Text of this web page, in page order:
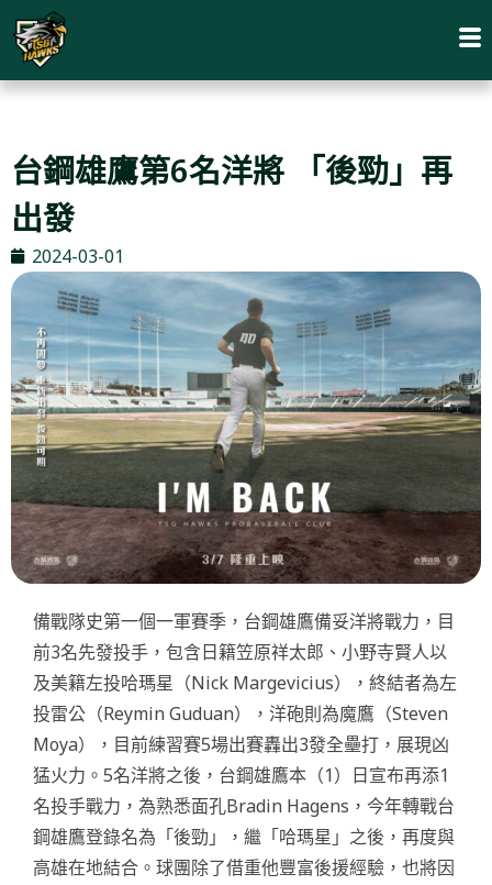
台鋼雄鷹第6名洋將 「後勁」再
出發
2024-03-01
備戰隊史第一個一軍賽季，台鋼雄鷹備妥洋將戰力，目
前3名先發投手，包含日籍笠原祥太郎、小野寺賢人以
及美籍左投哈瑪星（Nick Margevicius），終結者為左
投雷公（Reymin Guduan），洋砲則為魔鷹（Steven
Moya），目前練習賽5場出賽轟出3發全壘打，展現凶
猛火力。5名洋將之後，台鋼雄鷹本（1）日宣布再添1
名投手戰力，為熟悉面孔Bradin Hagens，今年轉戰台
鋼雄鷹登錄名為「後勁」，繼「哈瑪星」之後，再度與
高雄在地結合。球團除了借重他豐富後援經驗，也將因